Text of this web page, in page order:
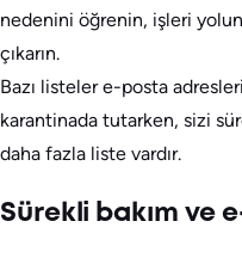
nedenini öğrenin, işleri
çıkarın.
Bazı listeler e-posta
karantinada tutarken, sizi
daha fazla liste vardır.
Sürekli bakım ve